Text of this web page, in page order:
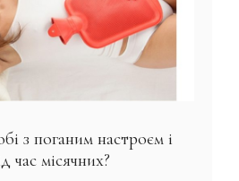
з поганим настроєм і
час місячних?